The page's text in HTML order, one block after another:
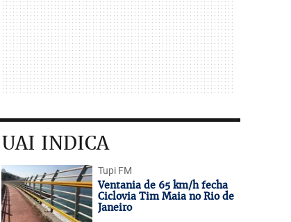
UAI INDICA
Tupi FM
Ventania de 65 km/h fecha
Ciclovia Tim Maia no Rio de
Janeiro